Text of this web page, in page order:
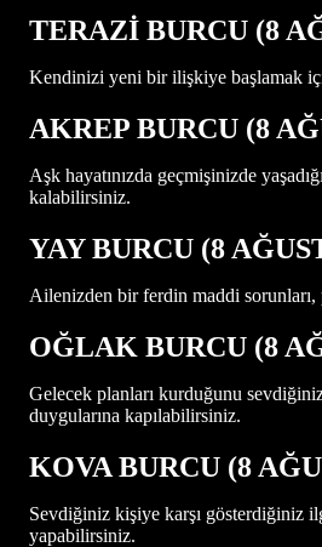
TERAZİ BURCU (8
Kendinizi yeni bir ilişkiye başlamak
AKREP BURCU (8
Aşk hayatınızda geçmişinizde
kalabilirsiniz.
YAY BURCU (8
Ailenizden bir ferdin maddi sorunları,
OĞLAK BURCU (8
Gelecek planları kurduğunu
duygularına kapılabilirsiniz.
KOVA BURCU (8
Sevdiğiniz kişiye karşı gösterdiğiniz
yapabilirsiniz.